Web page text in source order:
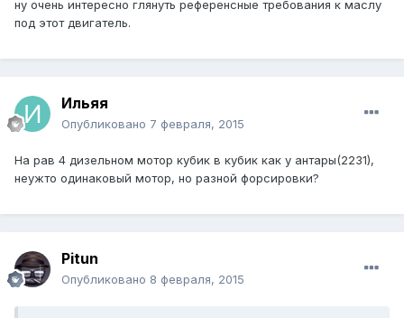
ну очень интересно глянуть референсные требования к маслу
под этот двигатель.
Ильяя
Опубликовано 7 февраля, 2015
На рав 4 дизельном мотор кубик в кубик как у антары(2231),
неужто одинаковый мотор, но разной форсировки?
Pitun
Опубликовано 8 февраля, 2015